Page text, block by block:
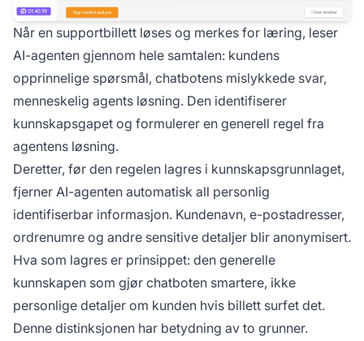
Når en supportbillett løses og merkes for læring, leser
AI-agenten gjennom hele samtalen: kundens
opprinnelige spørsmål, chatbotens mislykkede svar,
menneskelig agents løsning. Den identifiserer
kunnskapsgapet og formulerer en generell regel fra
agentens løsning.
Deretter, før den regelen lagres i kunnskapsgrunnlaget,
fjerner AI-agenten automatisk all personlig
identifiserbar informasjon. Kundenavn, e-postadresser,
ordrenumre og andre sensitive detaljer blir anonymisert.
Hva som lagres er prinsippet: den generelle
kunnskapen som gjør chatboten smartere, ikke
personlige detaljer om kunden hvis billett surfet det.
Denne distinksjonen har betydning av to grunner.